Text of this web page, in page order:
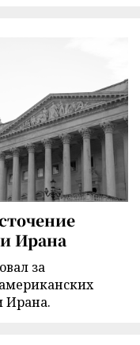
Ирана
за
Ирана.